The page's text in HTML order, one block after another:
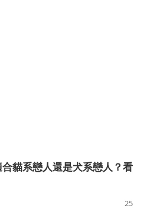
貓系戀人還是犬系戀人？看
25